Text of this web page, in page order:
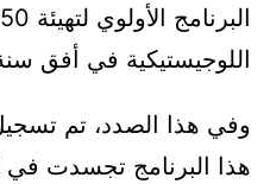
اللوجيستيكية في أفق سنة
وفي هذا الصدد، تم
هذا البرنامج تجسدت في